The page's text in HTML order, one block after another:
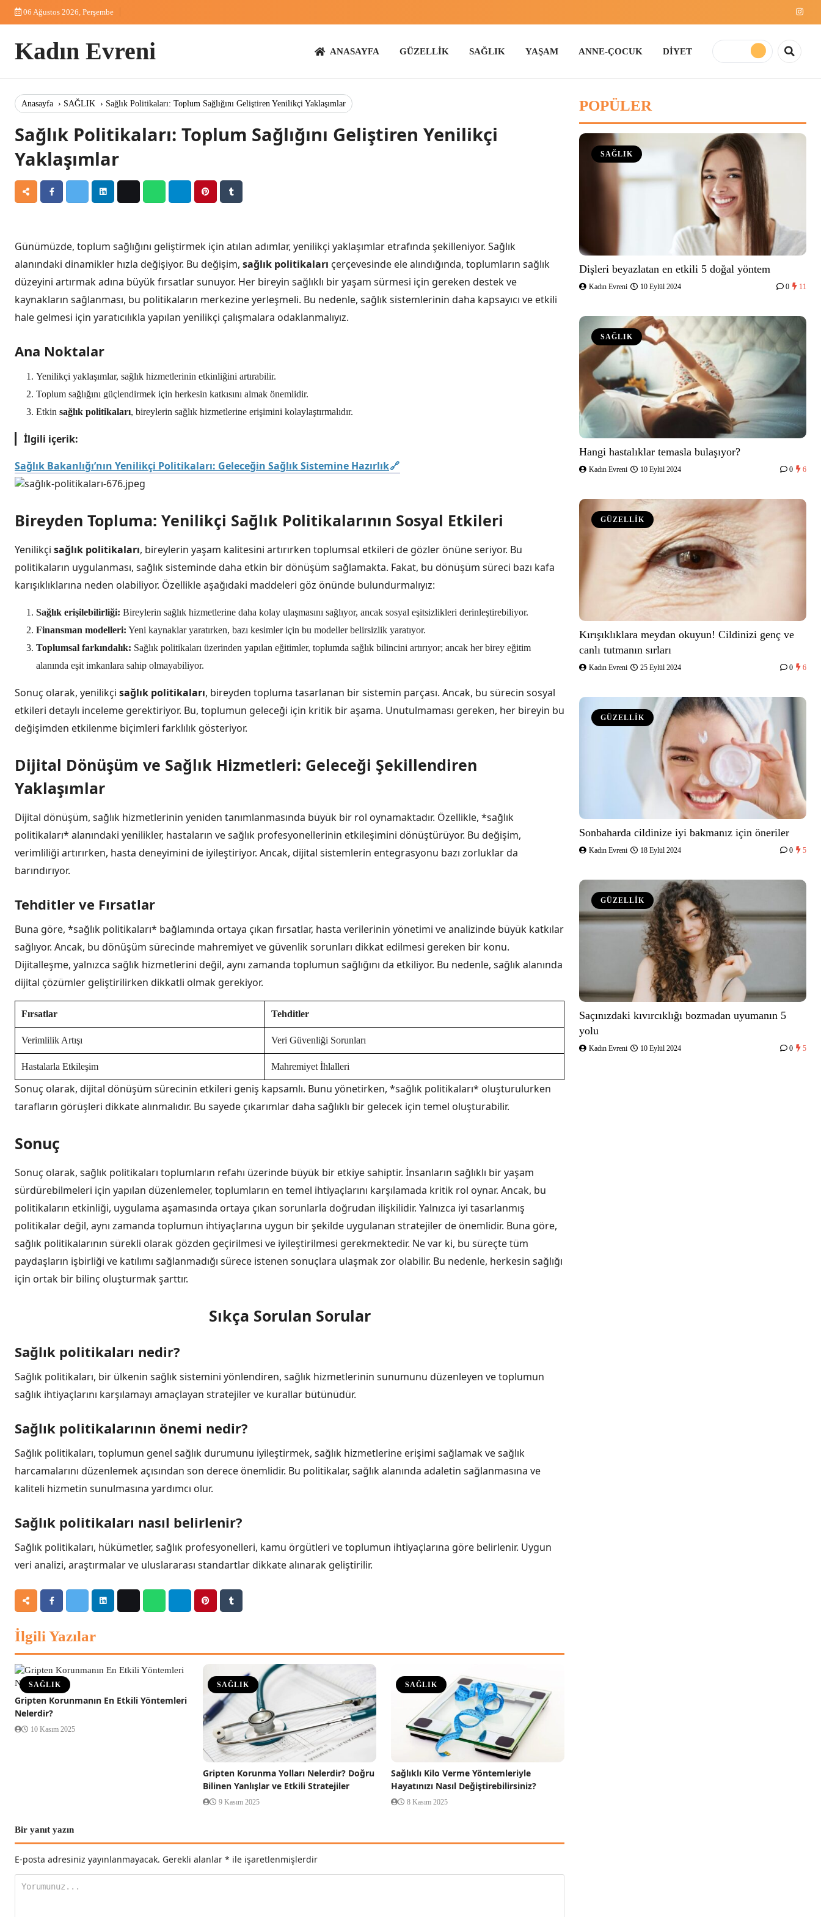
Skip
06 Ağustos 2026, Perşembe
Kadın Evreni ANASAYFA GÜZELLİK SAĞLIK YAŞAM ANNE-ÇOCUK DİYET
Anasayfa › SAĞLIK › Sağlık Politikaları: Toplum Sağlığını Geliştiren Yenilikçi Yaklaşımlar
Sağlık Politikaları: Toplum Sağlığını Geliştiren Yenilikçi
Yaklaşımlar
Günümüzde, toplum sağlığını geliştirmek için atılan adımlar, yenilikçi yaklaşımlar etrafında şekilleniyor. Sağlık
alanındaki dinamikler hızla değişiyor. Bu değişim, sağlık politikaları çerçevesinde ele alındığında, toplumların sağlık
düzeyini artırmak adına büyük fırsatlar sunuyor. Her bireyin sağlıklı bir yaşam sürmesi için gereken destek ve
kaynakların sağlanması, bu politikaların merkezine yerleşmeli. Bu nedenle, sağlık sistemlerinin daha kapsayıcı ve etkili
hale gelmesi için yaratıcılıkla yapılan yenilikçi çalışmalara odaklanmalıyız.
Ana Noktalar
Yenilikçi yaklaşımlar, sağlık hizmetlerinin etkinliğini artırabilir.
Toplum sağlığını güçlendirmek için herkesin katkısını almak önemlidir.
Etkin sağlık politikaları, bireylerin sağlık hizmetlerine erişimini kolaylaştırmalıdır.
İlgili içerik:
Sağlık Bakanlığı’nın Yenilikçi Politikaları: Geleceğin Sağlık Sistemine Hazırlık
Bireyden Topluma: Yenilikçi Sağlık Politikalarının Sosyal Etkileri
Yenilikçi sağlık politikaları, bireylerin yaşam kalitesini artırırken toplumsal etkileri de gözler önüne seriyor. Bu
politikaların uygulanması, sağlık sisteminde daha etkin bir dönüşüm sağlamakta. Fakat, bu dönüşüm süreci bazı kafa
karışıklıklarına neden olabiliyor. Özellikle aşağıdaki maddeleri göz önünde bulundurmalıyız:
Sağlık erişilebilirliği: Bireylerin sağlık hizmetlerine daha kolay ulaşmasını sağlıyor, ancak sosyal eşitsizlikleri derinleştirebiliyor.
Finansman modelleri: Yeni kaynaklar yaratırken, bazı kesimler için bu modeller belirsizlik yaratıyor.
Toplumsal farkındalık: Sağlık politikaları üzerinden yapılan eğitimler, toplumda sağlık bilincini artırıyor; ancak her birey eğitim
alanında eşit imkanlara sahip olmayabiliyor.
Sonuç olarak, yenilikçi sağlık politikaları, bireyden topluma tasarlanan bir sistemin parçası. Ancak, bu sürecin sosyal
etkileri detaylı inceleme gerektiriyor. Bu, toplumun geleceği için kritik bir aşama. Unutulmaması gereken, her bireyin bu
değişimden etkilenme biçimleri farklılık gösteriyor.
Dijital Dönüşüm ve Sağlık Hizmetleri: Geleceği Şekillendiren
Yaklaşımlar
Dijital dönüşüm, sağlık hizmetlerinin yeniden tanımlanmasında büyük bir rol oynamaktadır. Özellikle, *sağlık
politikaları* alanındaki yenilikler, hastaların ve sağlık profesyonellerinin etkileşimini dönüştürüyor. Bu değişim,
verimliliği artırırken, hasta deneyimini de iyileştiriyor. Ancak, dijital sistemlerin entegrasyonu bazı zorluklar da
barındırıyor.
Tehditler ve Fırsatlar
Buna göre, *sağlık politikaları* bağlamında ortaya çıkan fırsatlar, hasta verilerinin yönetimi ve analizinde büyük katkılar
sağlıyor. Ancak, bu dönüşüm sürecinde mahremiyet ve güvenlik sorunları dikkat edilmesi gereken bir konu.
Dijitalleşme, yalnızca sağlık hizmetlerini değil, aynı zamanda toplumun sağlığını da etkiliyor. Bu nedenle, sağlık alanında
dijital çözümler geliştirilirken dikkatli olmak gerekiyor.
Fırsatlar Tehditler
Verimlilik Artışı Veri Güvenliği Sorunları
Hastalarla Etkileşim Mahremiyet İhlalleri
Sonuç olarak, dijital dönüşüm sürecinin etkileri geniş kapsamlı. Bunu yönetirken, *sağlık politikaları* oluşturulurken
tarafların görüşleri dikkate alınmalıdır. Bu sayede çıkarımlar daha sağlıklı bir gelecek için temel oluşturabilir.
Sonuç
Sonuç olarak, sağlık politikaları toplumların refahı üzerinde büyük bir etkiye sahiptir. İnsanların sağlıklı bir yaşam
sürdürebilmeleri için yapılan düzenlemeler, toplumların en temel ihtiyaçlarını karşılamada kritik rol oynar. Ancak, bu
politikaların etkinliği, uygulama aşamasında ortaya çıkan sorunlarla doğrudan ilişkilidir. Yalnızca iyi tasarlanmış
politikalar değil, aynı zamanda toplumun ihtiyaçlarına uygun bir şekilde uygulanan stratejiler de önemlidir. Buna göre,
sağlık politikalarının sürekli olarak gözden geçirilmesi ve iyileştirilmesi gerekmektedir. Ne var ki, bu süreçte tüm
paydaşların işbirliği ve katılımı sağlanmadığı sürece istenen sonuçlara ulaşmak zor olabilir. Bu nedenle, herkesin sağlığı
için ortak bir bilinç oluşturmak şarttır.
Sıkça Sorulan Sorular
Sağlık politikaları nedir?
Sağlık politikaları, bir ülkenin sağlık sistemini yönlendiren, sağlık hizmetlerinin sunumunu düzenleyen ve toplumun
sağlık ihtiyaçlarını karşılamayı amaçlayan stratejiler ve kurallar bütünüdür.
Sağlık politikalarının önemi nedir?
Sağlık politikaları, toplumun genel sağlık durumunu iyileştirmek, sağlık hizmetlerine erişimi sağlamak ve sağlık
harcamalarını düzenlemek açısından son derece önemlidir. Bu politikalar, sağlık alanında adaletin sağlanmasına ve
kaliteli hizmetin sunulmasına yardımcı olur.
Sağlık politikaları nasıl belirlenir?
Sağlık politikaları, hükümetler, sağlık profesyonelleri, kamu örgütleri ve toplumun ihtiyaçlarına göre belirlenir. Uygun
veri analizi, araştırmalar ve uluslararası standartlar dikkate alınarak geliştirilir.
İlgili Yazılar
SAĞLIK
Gripten Korunmanın En Etkili Yöntemleri
Nelerdir?
10 Kasım 2025
SAĞLIK
Gripten Korunma Yolları Nelerdir? Doğru
Bilinen Yanlışlar ve Etkili Stratejiler
9 Kasım 2025
SAĞLIK
Sağlıklı Kilo Verme Yöntemleriyle
Hayatınızı Nasıl Değiştirebilirsiniz?
8 Kasım 2025
Bir yanıt yazın
E-posta adresiniz yayınlanmayacak. Gerekli alanlar * ile işaretlenmişlerdir
POPÜLER
SAĞLIK
Dişleri beyazlatan en etkili 5 doğal yöntem
Kadın Evreni 10 Eylül 2024 0 11
SAĞLIK
Hangi hastalıklar temasla bulaşıyor?
Kadın Evreni 10 Eylül 2024 0 6
GÜZELLİK
Kırışıklıklara meydan okuyun! Cildinizi genç ve
canlı tutmanın sırları
Kadın Evreni 25 Eylül 2024 0 6
GÜZELLİK
Sonbaharda cildinize iyi bakmanız için öneriler
Kadın Evreni 18 Eylül 2024 0 5
GÜZELLİK
Saçınızdaki kıvırcıklığı bozmadan uyumanın 5
yolu
Kadın Evreni 10 Eylül 2024 0 5